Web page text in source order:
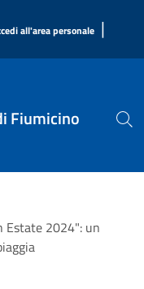
all'area personale |
Fiumicino
Estate 2024": un